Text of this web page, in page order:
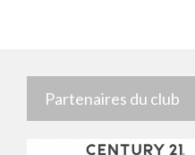
Partenaires du club